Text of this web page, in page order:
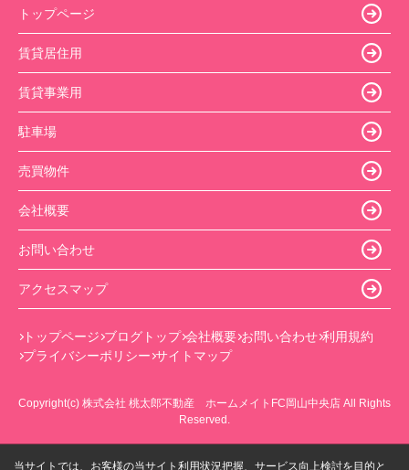
トップページ
賃貸居住用
賃貸事業用
駐車場
売買物件
会社概要
お問い合わせ
アクセスマップ
トップページ ブログトップ 会社概要 お問い合わせ 利用規約
プライバシーポリシー サイトマップ
Copyright(c) 株式会社 桃太郎不動産 ホームメイトFC岡山中央店 All Rights
Reserved.
当サイトでは、お客様の当サイト利用状況把握、サービス向上検討を目的と